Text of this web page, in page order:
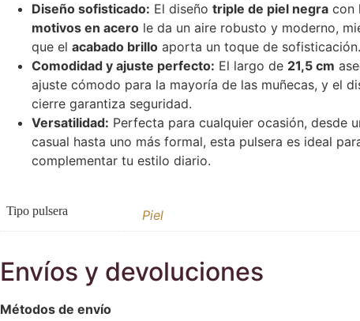
Diseño sofisticado: El diseño triple de piel negra con
motivos en acero le da un aire robusto y moderno,
que el acabado brillo aporta un toque de sofisticación.
Comodidad y ajuste perfecto: El largo de 21,5 cm
ajuste cómodo para la mayoría de las muñecas, y el
cierre garantiza seguridad.
Versatilidad: Perfecta para cualquier ocasión, desde
casual hasta uno más formal, esta pulsera es ideal
complementar tu estilo diario.
Tipo pulsera Piel
Envíos y devoluciones
Métodos de envío